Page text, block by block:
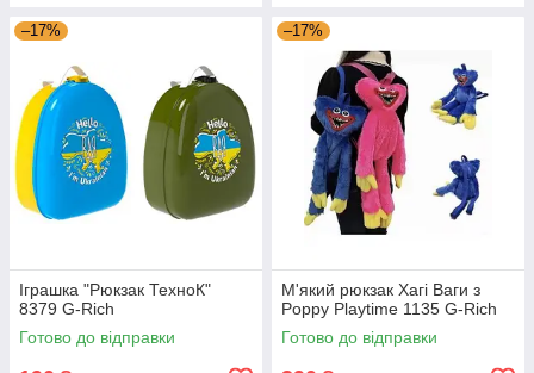
–17%
Іграшка "Рюкзак ТехноК"
8379 G-Rich
Готово до відправки
–17%
М'який рюкзак Хагі Ваги з
Poppy Playtime 1135 G-Rich
Готово до відправки